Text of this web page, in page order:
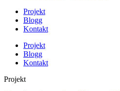
Projekt
Blogg
Kontakt
Projekt
Blogg
Kontakt
Projekt